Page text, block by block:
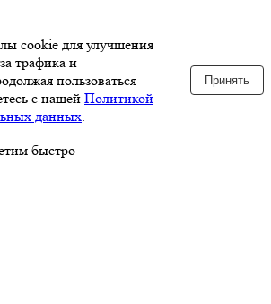
cookie для улучшения
трафика и
пользоваться
с нашей Политикой
данных.
Принять
быстро